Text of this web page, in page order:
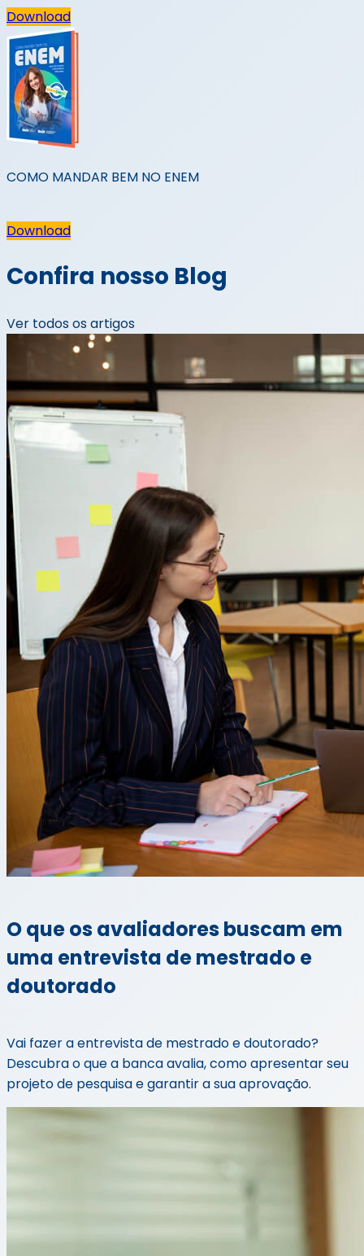
Download
COMO MANDAR BEM NO ENEM
Download
Confira nosso Blog
Ver todos os artigos
O que os avaliadores buscam em
uma entrevista de mestrado e
doutorado
Vai fazer a entrevista de mestrado e doutorado?
Descubra o que a banca avalia, como apresentar seu
projeto de pesquisa e garantir a sua aprovação.